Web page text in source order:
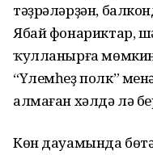
тәҙрәләрҙән,
Ябай фонариктар,
ҡулланырға
“Үлемһеҙ полк”
алмаған хәлдә лә
Көн дауамында